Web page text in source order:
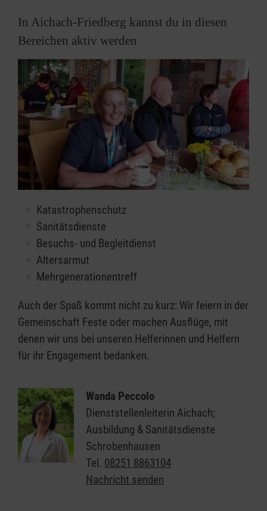
In Aichach-Friedberg kannst du in diesen
Bereichen aktiv werden
Katastrophenschutz
Sanitätsdienste
Besuchs- und Begleitdienst
Altersarmut
Mehrgenerationentreff
Auch der Spaß kommt nicht zu kurz: Wir feiern in der
Gemeinschaft Feste oder machen Ausflüge, mit
denen wir uns bei unseren Helferinnen und Helfern
für ihr Engagement bedanken.
Wanda Peccolo
Dienststellenleiterin Aichach;
Ausbildung & Sanitätsdienste
Schrobenhausen
Tel. 08251 8863104
Nachricht senden